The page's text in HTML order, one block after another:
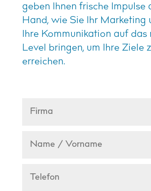
geben Ihnen frische Impulse
Hand, wie Sie Ihr Marketing
Ihre Kommunikation auf das
Level bringen, um Ihre Ziele
erreichen.